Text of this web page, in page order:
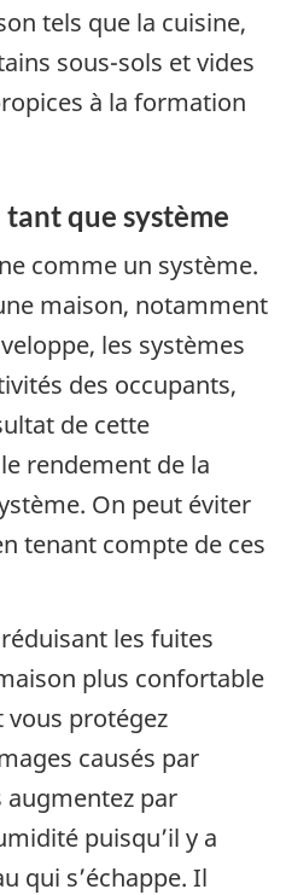
tels que la cuisine,
sous-sols et vides
à la formation
tant que système
comme un système.
maison, notamment
les systèmes
des occupants,
de cette
rendement de la
On peut éviter
tenant compte de ces
les fuites
plus confortable
vous protégez
causés par
augmentez par
puisqu’il y a
qui s’échappe. Il